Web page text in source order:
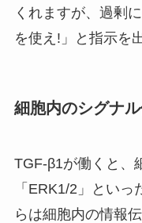
くれますが、過剰
を使え!」と指示を
細胞内のシグナ
TGF-β1が働くと、
「ERK1/2」とい
らは細胞内の情報